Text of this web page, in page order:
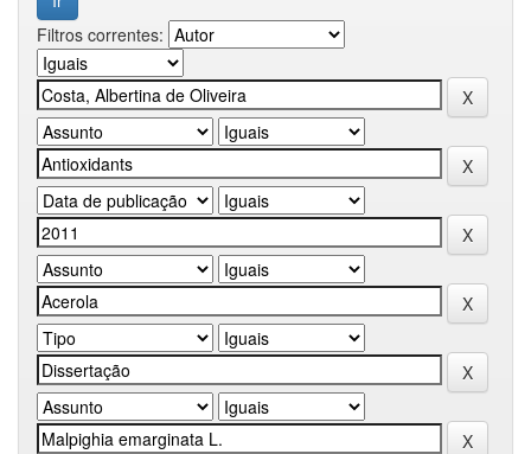
Filtros correntes: